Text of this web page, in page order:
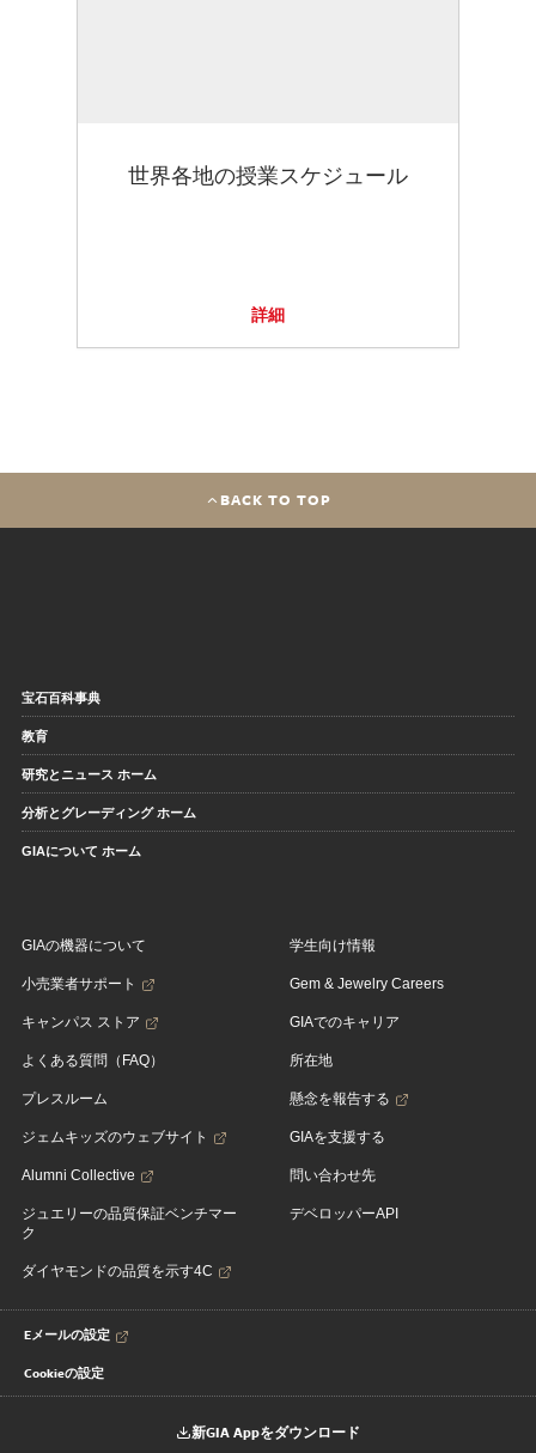
世界各地の授業スケジュール
詳細
BACK TO TOP
宝石百科事典
教育
研究とニュース ホーム
分析とグレーディング ホーム
GIAについて ホーム
GIAの機器について
小売業者サポート
キャンパス ストア
よくある質問（FAQ）
プレスルーム
ジェムキッズのウェブサイト
Alumni Collective
ジュエリーの品質保証ベンチマー
ク
ダイヤモンドの品質を示す4C
学生向け情報
Gem & Jewelry Careers
GIAでのキャリア
所在地
懸念を報告する
GIAを支援する
問い合わせ先
デベロッパーAPI
Eメールの設定
Cookieの設定
新GIA Appをダウンロード